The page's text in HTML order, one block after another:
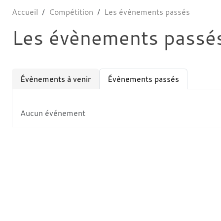
Accueil Compétition Les évènements passés
Les évènements
Évènements à venir Évènements passés
Aucun événement